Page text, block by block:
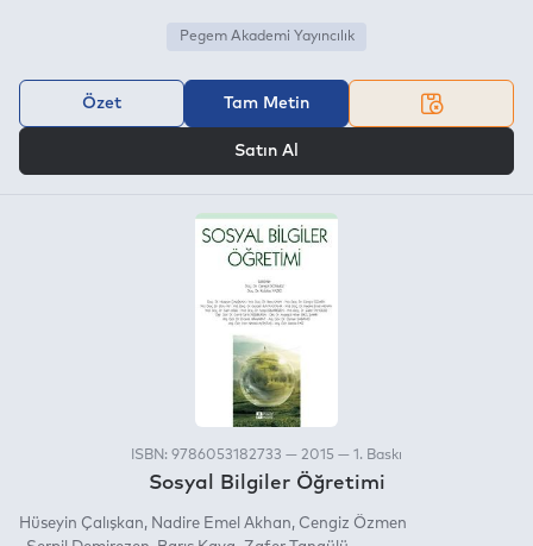
Pegem Akademi Yayıncılık
Özet Tam Metin
Satın Al
ISBN: 9786053182733 — 2015 — 1. Baskı
Sosyal Bilgiler Öğretimi
Hüseyin Çalışkan Nadire Emel Akhan
Cengiz Özmen